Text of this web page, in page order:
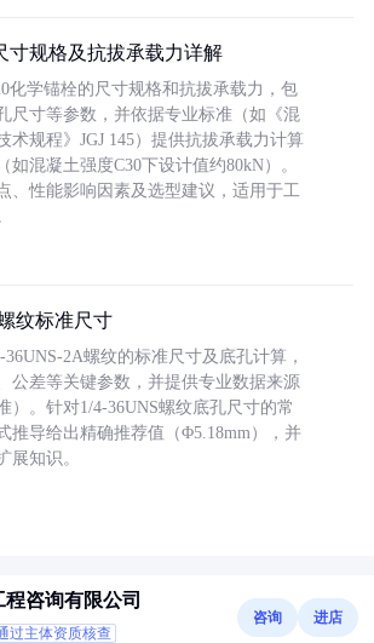
寸规格及抗拔承载力详解
化学锚栓的尺寸规格和抗拔承载力，包
尺寸等参数，并依据专业标准（如《混
术规程》JGJ 145）提供抗拔承载力计算
如混凝土强度C30下设计值约80kN）。
、性能影响因素及选型建议，适用于工
纹标准尺寸
2A螺纹的标准尺寸及底孔计算，
公差等关键参数，并提供专业数据来源
）。针对1/4-36UNS螺纹底孔尺寸的常
推导给出精确推荐值（Φ5.18mm），并
展知识。
咨询有限公司
过主体资质核查
咨询 进店